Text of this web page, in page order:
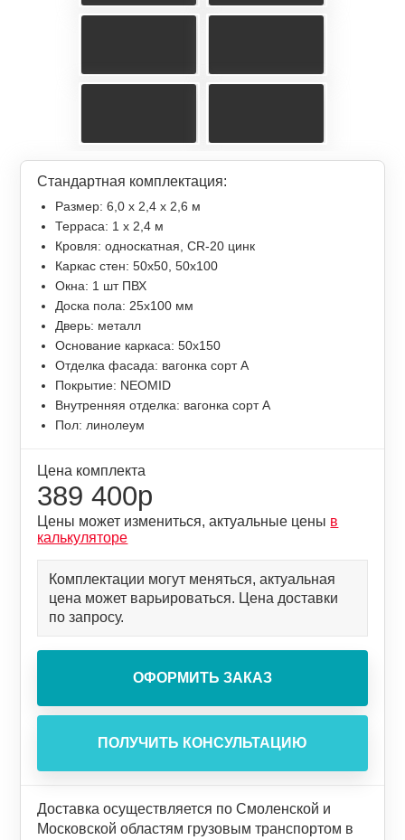
Стандартная комплектация:
Размер: 6,0 х 2,4 х 2,6 м
Терраса: 1 x 2,4 м
Кровля: односкатная, СR-20 цинк
Каркас стен: 50х50, 50х100
Окна: 1 шт ПВХ
Доска пола: 25х100 мм
Дверь: металл
Основание каркаса: 50х150
Отделка фасада: вагонка сорт А
Покрытие: NEOMID
Внутренняя отделка: вагонка сорт А
Пол: линолеум
Цена комплекта
389 400р
Цены может измениться, актуальные цены в
калькуляторе
Комплектации могут меняться, актуальная
цена может варьироваться. Цена доставки
по запросу.
Доставка осуществляется по Смоленской и
Московской областям грузовым транспортом в